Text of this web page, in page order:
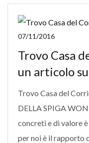
07/11/2016
Trovo Casa
un articolo
Trovo Casa del
DELLA SPIGA
concreti e di valore
per noi è il rapporto